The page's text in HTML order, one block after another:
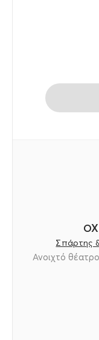
Σπάρτης
Ανοιχτό